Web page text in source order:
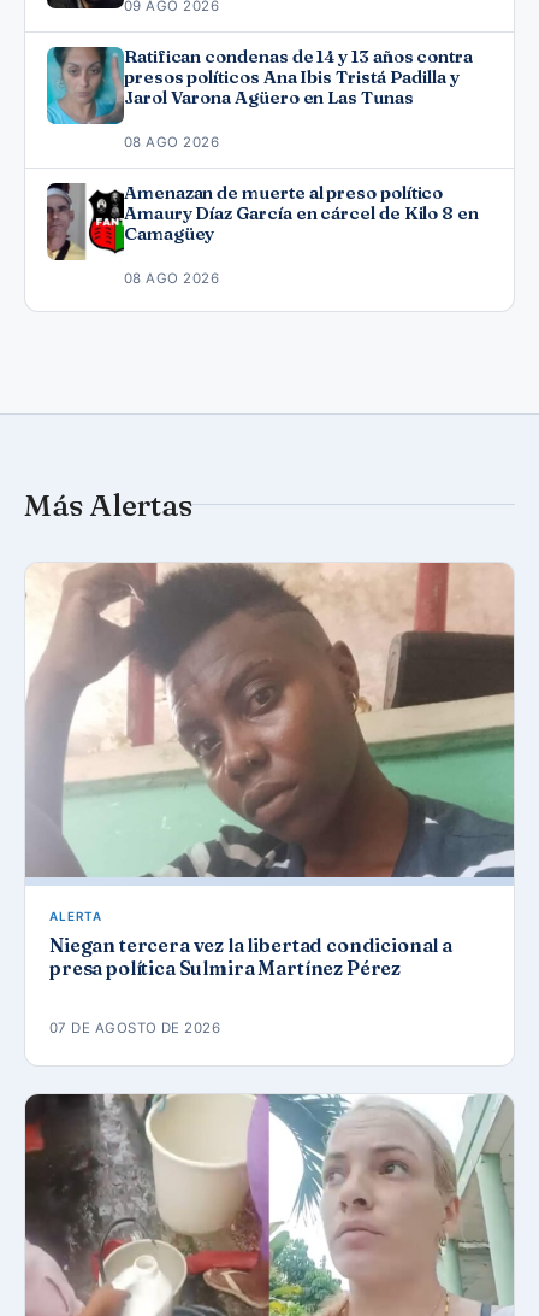
09 AGO 2026
Ratifican condenas de 14 y 13 años contra
presos políticos Ana Ibis Tristá Padilla y
Jarol Varona Agüero en Las Tunas
08 AGO 2026
Amenazan de muerte al preso político
Amaury Díaz García en cárcel de Kilo 8 en
Camagüey
08 AGO 2026
Más Alertas
ALERTA
Niegan tercera vez la libertad condicional a
presa política Sulmira Martínez Pérez
07 DE AGOSTO DE 2026